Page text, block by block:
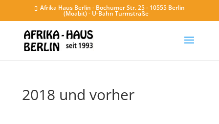
Afrika Haus Berlin - Bochumer Str. 25 - 10555 Berlin
(Moabit) - U-Bahn Turmstraße
2018 und vorher